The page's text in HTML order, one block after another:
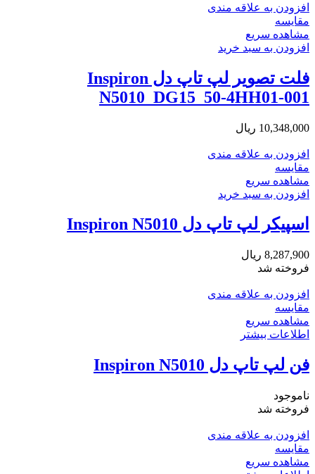
افزودن به علاقه مندی
مقایسه
مشاهده سریع
افزودن به سبد خرید
فلت تصویر لپ تاپ دل Inspiron
N5010_DG15_50-4HH01-001
10,348,000 ریال
افزودن به علاقه مندی
مقایسه
مشاهده سریع
افزودن به سبد خرید
اسپیکر لپ تاپ دل Inspiron N5010
8,287,900 ریال
فروخته شد
افزودن به علاقه مندی
مقایسه
مشاهده سریع
اطلاعات بیشتر
فن لپ تاپ دل Inspiron N5010
ناموجود
فروخته شد
افزودن به علاقه مندی
مقایسه
مشاهده سریع